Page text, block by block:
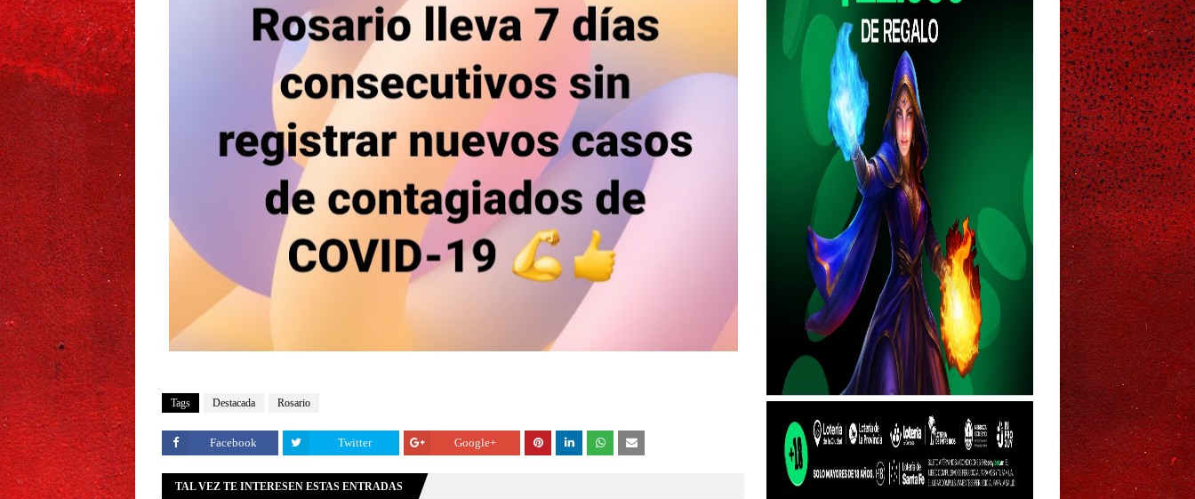
Tags Destacada Rosario
Facebook Twitter Google+
TAL VEZ TE INTERESEN ESTAS ENTRADAS